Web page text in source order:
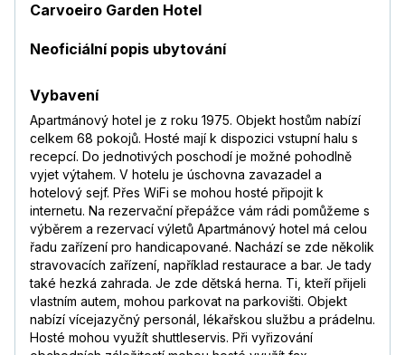
Carvoeiro Garden Hotel
Neoficiální popis ubytování
Vybavení
Apartmánový hotel je z roku 1975. Objekt hostům nabízí
celkem 68 pokojů. Hosté mají k dispozici vstupní halu s
recepcí. Do jednotivých poschodí je možné pohodlně
vyjet výtahem. V hotelu je úschovna zavazadel a
hotelový sejf. Přes WiFi se mohou hosté připojit k
internetu. Na rezervační přepážce vám rádi pomůžeme s
výběrem a rezervací výletů Apartmánový hotel má celou
řadu zařízení pro handicapované. Nachází se zde několik
stravovacích zařízení, například restaurace a bar. Je tady
také hezká zahrada. Je zde dětská herna. Ti, kteří přijeli
vlastním autem, mohou parkovat na parkovišti. Objekt
nabízí vícejazyčný personál, lékařskou službu a prádelnu.
Hosté mohou využít shuttleservis. Při vyřizování